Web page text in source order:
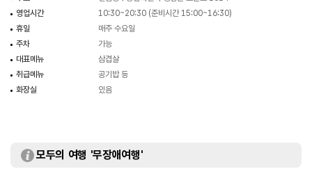
영업시간
10:30~20:30 (준비시간 15:00~16:30)
휴일
매주 수요일
주차
가능
대표메뉴
삼겹살
취급메뉴
공기밥 등
화장실
있음
모두의 여행 '무장애여행'